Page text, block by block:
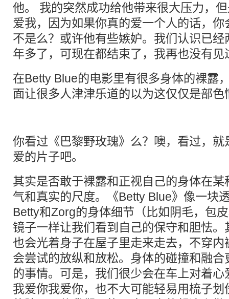
他。 我的突然成功给他带来很大压力，
爱我，因为如果你真的爱一个人的话，
不是么？或许他有些嫉妒。我们认识已
年多了，可现在都结束了，我再也没有见
在Betty Blue的电影里有很多身体的裸露
面让很多人津津乐道的以为这仅仅是部色
你看过《巴黎野玫瑰》么？噢，看过，
爱的片子吧。
其实是否敢于裸露和正视自己的身体在
气和真实的尺度。《Betty Blue》像一块
Betty和Zorg的身体细节（比如阴毛，包
镜子一样让我们看到自己的保守和胆怯
也会光着身子在屋子里走来走去，不穿
会尝试的放纵和放松。身体的碰撞和融
的事情。可是，我们很少会在车上对着
我爱你我爱你，也不大可能轻易用梳子